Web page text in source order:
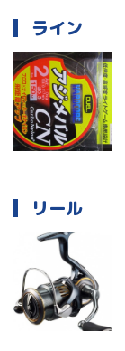
ライン
リール